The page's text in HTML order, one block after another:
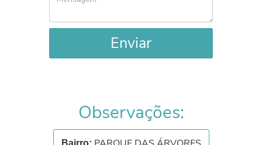
Enviar
Observações:
Bairro: